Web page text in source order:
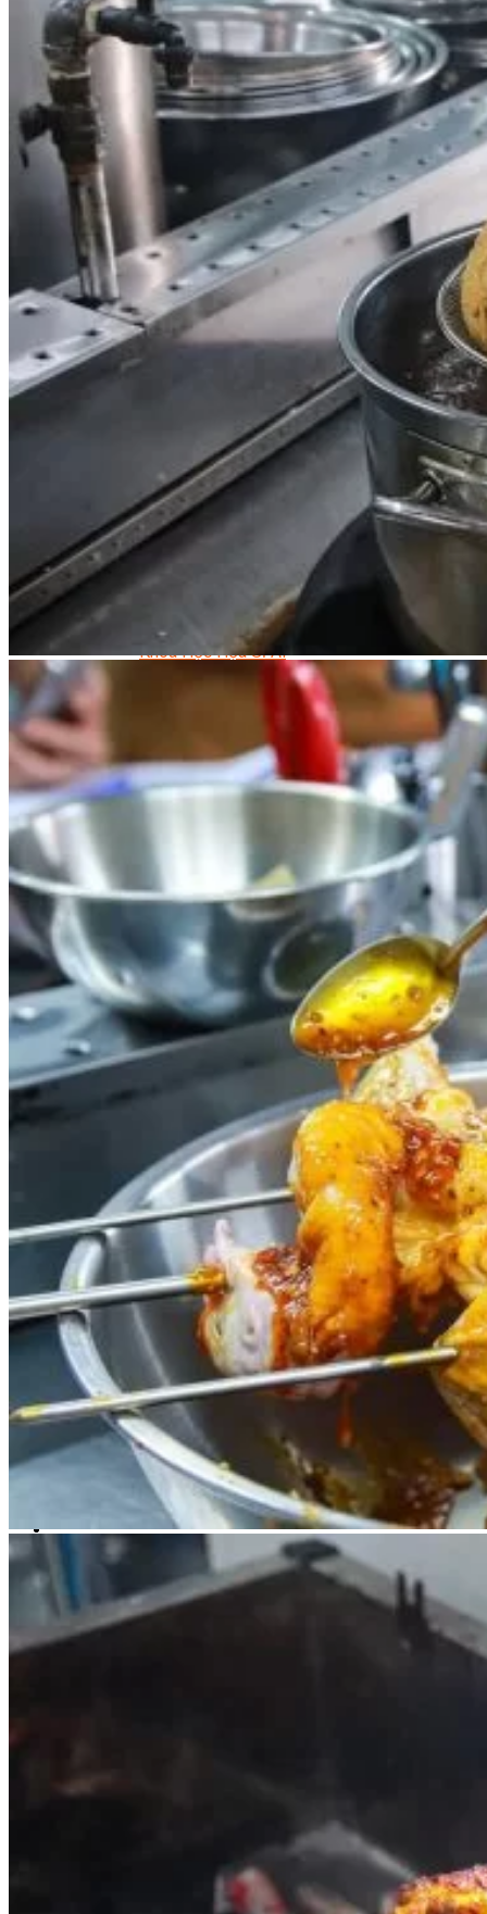
Data Visualization (Trực Quan Hóa Dữ Liệu)
Data System (Quản Trị Dữ Liệu)
Chuyên Viên Lập Trình (Full Stack)
Chuyên Viên Lập Trình Website (Full Stack)
Chuyên Viên Lập Trình Mobile (Full Stack)
Software Testing
Trọn Bộ Công Cụ AI Văn Phòng
Trọn Bộ Công Cụ AI Ứng Dụng Giảng Dạy
Lập Trình Cho Trẻ Em
Tin Học Ứng Dụng
Thiết Kế (Design)
Thiết Kế Đồ Họa Chuyên Nghiệp
Chuyên Viên Thiết Kế Nội Thất
3D Game Art & Design
Mỹ Thuật Đa Phương Tiện
3D Animation
Mỹ Thuật Số – Digital Art
Motion Graphics Basic
Adobe Photoshop – Illustrator
Digital Art For Kids
Sunny STEAM Academy
Trại Hè Kỹ Năng
Trại Hè Hướng Nghiệp
Chuyên Đề Á Âu Kitchen For Kid & Teen
Chuyên Đề Kỹ Năng Sống
Khóa Học Nấu Ăn Cho Bé
Digital Art For Kids
Khóa Học Thiết Kế Truyện Tranh Ai
Khóa Học Họa Sĩ Ai
Khóa Học Biên Tập Video Với Ai
Robotic trẻ em
Piano Trẻ Em
Thanh Nhạc Trẻ Em
Bếp Gia Đình
Trung Cấp CET
Kỹ Thuật Chế Biến Món Ăn
Kỹ Thuật Làm Bánh
Kỹ Thuật Pha Chế Đồ Uống
Quản Trị Khách Sạn
Quản Lý Kinh Doanh Nhà Hàng Và Dịch Vụ Ăn Uống
Hướng Dẫn Du Lịch
Quản Trị Lữ Hành
Marketing
Tạo Mẫu Và Chăm Sóc Sắc Đẹp
Truyền Thông Đa Phương Tiện
Công Nghệ Thông Tin
Thiết Kế Đồ Họa
Âm Nhạc
Điện Công Nghiệp Và Dân Dụng
Văn Hóa Phổ Thông
Nâng Cao Năng Lực Tiếng Anh – Chuẩn TOEIC
Tin Tức
HỌC BỔNG 2026
Học kỹ năng
Đào Tạo Nghề
Hoạt Động
Văn Hóa Ẩm Thực Việt Nam
Sự Kiện Hướng Nghiệp Á Âu
Siêu Thị ĐVP Market
Chưa có sản phẩm trong giỏ hàng.
Giỏ hàng
Chưa có sản phẩm trong giỏ hàng.